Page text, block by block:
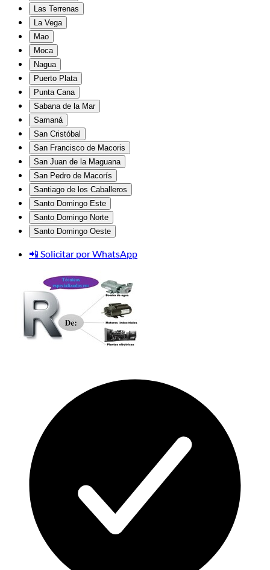
Las Terrenas
La Vega
Mao
Moca
Nagua
Puerto Plata
Punta Cana
Sabana de la Mar
Samaná
San Cristóbal
San Francisco de Macoris
San Juan de la Maguana
San Pedro de Macorís
Santiago de los Caballeros
Santo Domingo Este
Santo Domingo Norte
Santo Domingo Oeste
📲 Solicitar por WhatsApp